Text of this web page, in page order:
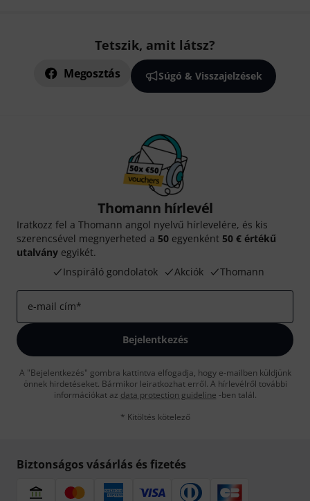
Tetszik, amit látsz?
Megosztás Súgó & Visszajelzések
Thomann hírlevél
Iratkozz fel a Thomann angol nyelvű hírlevelére, és kis
szerencsével megnyerheted a 50 egyenként 50 € értékű
utalvány egyikét.
Inspiráló gondolatok
Akciók Thomann
e-mail cím*
Bejelentkezés
A "Bejelentkezés" gombra kattintva elfogadja, hogy e-mailben küldjünk
önnek hirdetéseket. Bármikor leiratkozhat erről. A hírlevélről további
információkat az data protection guideline -ben talál.
* Kitöltés kötelező
Biztonságos vásárlás és fizetés